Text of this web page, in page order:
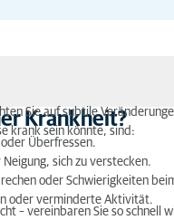
Krankheit?
Sie auf subtile
krank sein könnte, sind:
Überfressen.
sich zu verstecken.
oder Schwierigkeiten
oder verminderte Aktivität.
– vereinbaren Sie so schnell